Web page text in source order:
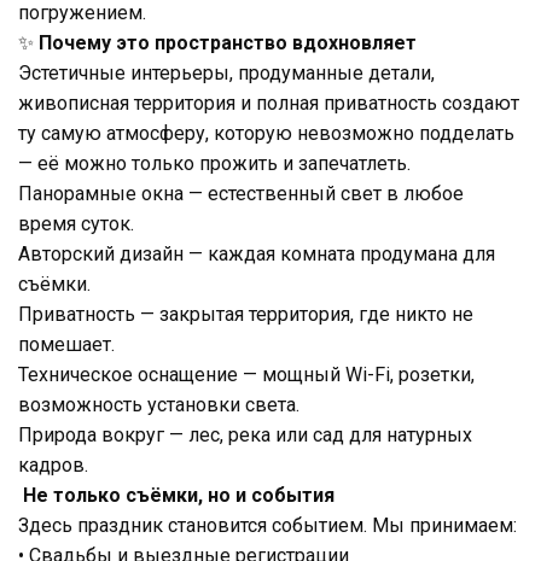
погружением.
✨ Почему это пространство вдохновляет
Эстетичные интерьеры, продуманные детали,
живописная территория и полная приватность создают
ту самую атмосферу, которую невозможно подделать
— её можно только прожить и запечатлеть.
Панорамные окна — естественный свет в любое
время суток.
Авторский дизайн — каждая комната продумана для
съёмки.
Приватность — закрытая территория, где никто не
помешает.
Техническое оснащение — мощный Wi-Fi, розетки,
возможность установки света.
Природа вокруг — лес, река или сад для натурных
кадров.
Не только съёмки, но и события
Здесь праздник становится событием. Мы принимаем:
• Свадьбы и выездные регистрации